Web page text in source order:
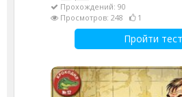
Прохождений: 90
Просмотров: 248
1
Пройти тест